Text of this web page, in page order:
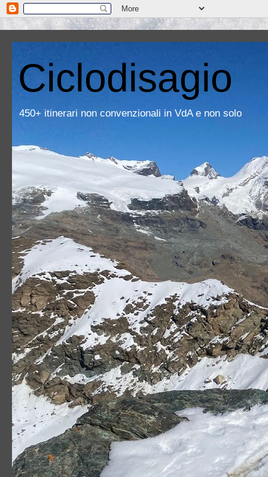
Ciclodisagio
450+ itinerari non convenzionali in VdA e non solo